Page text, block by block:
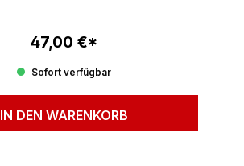
Regulärer Preis:
47,00 €*
Sofort verfügbar
IN DEN WARENKORB